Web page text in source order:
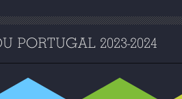
PORTUGAL 2023-2024